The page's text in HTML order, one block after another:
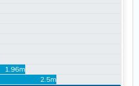
1.96m
2.5m